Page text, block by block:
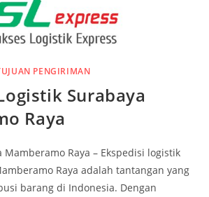
PENGIRIMAN
Surabaya
Raya
Mamberamo Raya – Ekspedisi logistik
Raya adalah tantangan yang
barang di Indonesia. Dengan